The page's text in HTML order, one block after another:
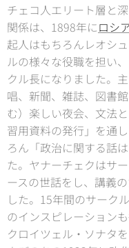
チェコ人エリート層と
関係は、1898年にロシ
起人はもちろんレオシ
ルの様々な役職を担い
クル長になりました。
唱、新聞、雑誌、図書
む）楽しい夜会、文法
習用資料の発行」を通
ろん「政治に関する話
た。ヤナーチェクはサ
ースの世話をし、講義
した。15年間のサーク
のインスピレーション
クロイツェル・ソナタ